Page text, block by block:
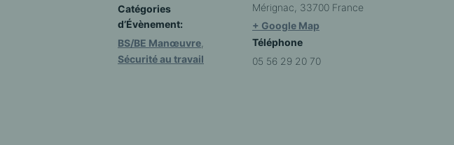
Catégories
d’Évènement:
BS/BE Manœuvre
Sécurité au travail
Mérignac 33700 France
+ Google Map
Téléphone
05 56 29 20 70